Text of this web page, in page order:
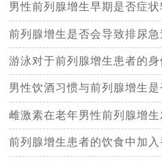
男性前列腺增生早期是否症状
前列腺增生是否会导致排尿急
游泳对于前列腺增生患者的
男性饮酒习惯与前列腺增生是
雌激素在老年男性前列腺增
前列腺增生患者的饮食中加入